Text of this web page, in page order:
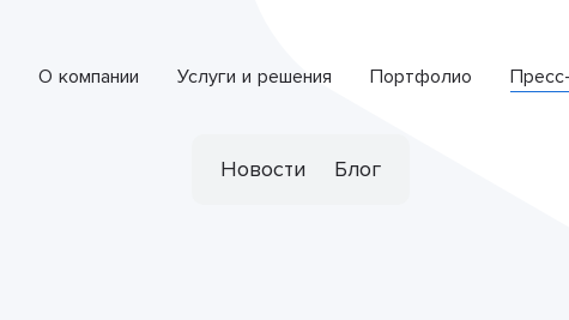
О компании Услуги и решения Портфолио
Новости Блог